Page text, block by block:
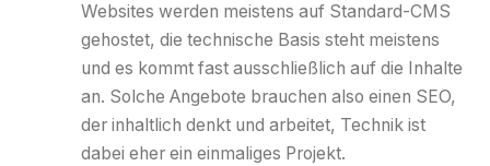
Websites werden meistens auf Standard-CMS
gehostet, die technische Basis steht meistens
und es kommt fast ausschließlich auf die Inhalte
an. Solche Angebote brauchen also einen SEO,
der inhaltlich denkt und arbeitet, Technik ist
dabei eher ein einmaliges Projekt.